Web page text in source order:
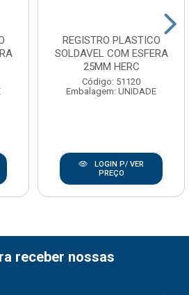
REGISTRO PLASTICO
SOLDAVEL COM ESFERA
25MM HERC
Código: 51120
Embalagem: UNIDADE
LOGIN P/ VER
PREÇO
receber nossas